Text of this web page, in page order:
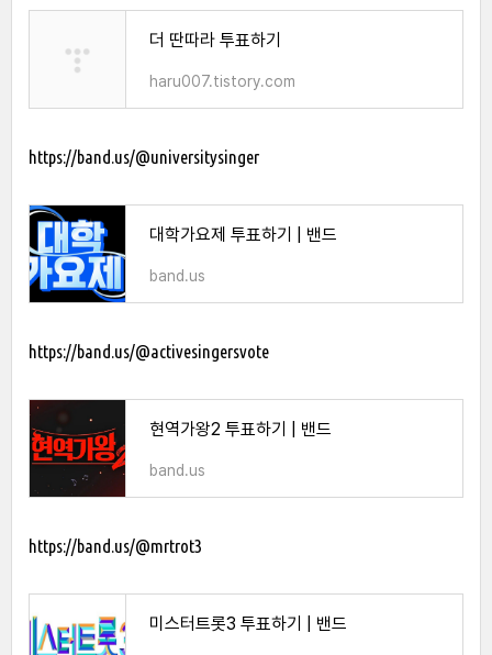
더 딴따라 투표하기
haru007.tistory.com
https://band.us/@universitysinger
대학가요제 투표하기 | 밴드
band.us
https://band.us/@activesingersvote
현역가왕2 투표하기 | 밴드
band.us
https://band.us/@mrtrot3
미스터트롯3 투표하기 | 밴드